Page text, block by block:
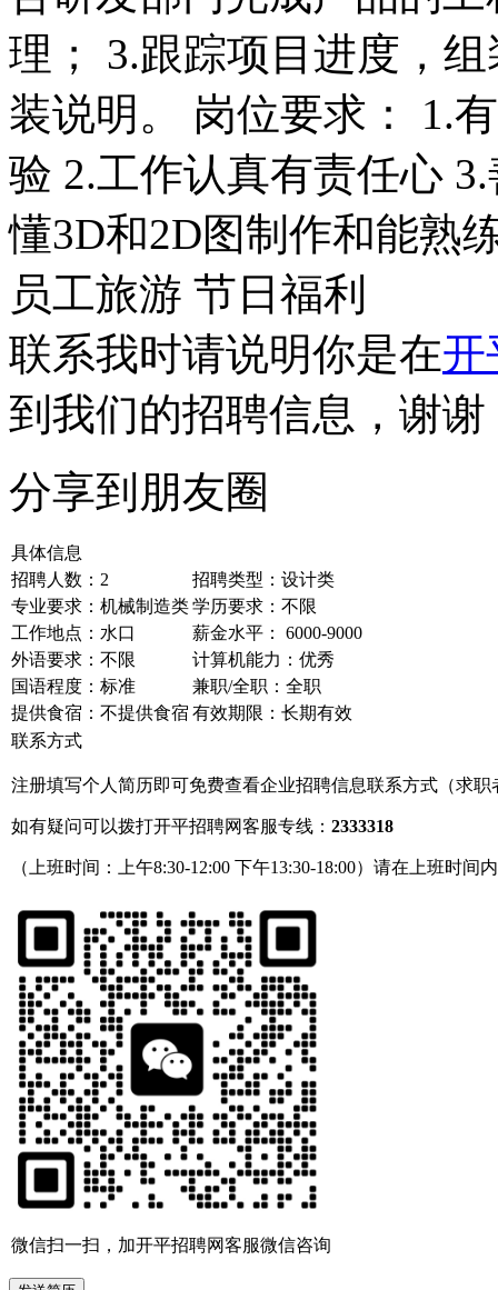
理； 3.跟踪项目进度，
装说明。 岗位要求： 1.
验 2.工作认真有责任心
懂3D和2D图制作和能熟
员工旅游 节日福利
联系我时请说明你是在开
到我们的招聘信息，谢谢
分享到朋友圈
具体信息
招聘人数：2
招聘类型：设计类
专业要求：机械制造类学历要求：不限
工作地点：水口
薪金水平： 6000-9000
外语要求：不限
计算机能力：优秀
国语程度：标准
兼职/全职：全职
提供食宿：不提供食宿 有效期限：长期有效
联系方式
注册填写个人简历即可免费查看企业招聘信息联系方式（求
如有疑问可以拨打开平招聘网客服专线： 2333318
（上班时间：上午8:30-12:00 下午13:30-18:00）请在上班时间
微信扫一扫，加开平招聘网客服微信咨询